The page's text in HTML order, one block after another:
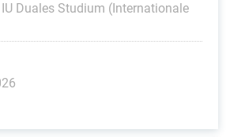
Duales Studium (Internationale